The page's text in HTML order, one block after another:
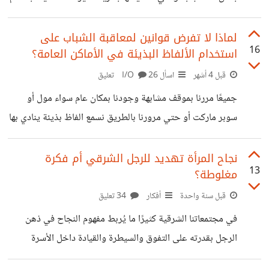
أو التعليقات الطريفة أو النظرات. حاولت تجاهل الأمر في البداية
لكنها لاحظت أن الأمر يتكرر مع بعض الطلاب بشكل مستمر وهذا
جعلها تشعر بالانزعاج وعدم الراحة أثناء عملها. نصحتها بأن
تتصرف بحزم وشدة معهم وأن تضع حدود صارمة وتقول لهم "أنا
هنا لأعلمكم وأساعدكم ولن أسمح بأي كلام أو مزاح غير مناسب"
وقلت لها إذا استمروا في نفس السلوك يمكنها
16
لماذا لا تفرض قوانين لمعاقبة الشباب على
استخدام الألفاظ البذيئة في الأماكن العامة؟
قبل 4 أشهر اسأل I/O26 تعليق
جميعًا مررنا بموقف مشابهة وجودنا بمكان عام سواء مول أو
سوبر ماركت أو حتي مرورنا بالطريق نسمع الفاظ بذيئة ينادي بها
الشباب بعضهم البعض أو شاب يصرخ بألفاظ سيئة داخل عربة
مليئة بالركاب فيزعج الجميع. هذه الكلمات تؤثر على الجو العام
وتزعج الناس من حولهم ويسمعها الأطفال ومع تكرارها أمامهم
يعتقدون أن هذا السلوك طبيعي ومقبول أو أحيانًا تسبب
مشاحنات ومشاكل في الأماكن العامة. أري اذا تم اقتراح قانون
يعاقب أو يغرم أي شخص يستخدم كلام بذيئ في الأماكن العامة.
13
نجاح المرأة تهديد للرجل الشرقي أم فكرة
مغلوطة؟
قبل سنة واحدة أفكار
في مجتمعاتنا الشرقية كثيرًا ما يُربط مفهوم النجاح في ذهن
الرجل بقدرته على التفوق والسيطرة والقيادة داخل الأسرة
والمجتمع لكن حين تبدأ المرأة في تحقيق إنجازات تُقارب أو